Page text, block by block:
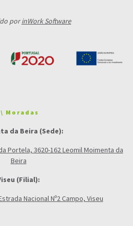
porinWork Software
Moradas
da Beira (Sede):
Portela, 3620-162 Leomil Moimenta da
Beira
(Filial):
Nacional Nº2 Campo, Viseu